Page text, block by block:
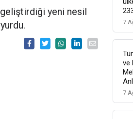
yeni nesil
7
ve
7